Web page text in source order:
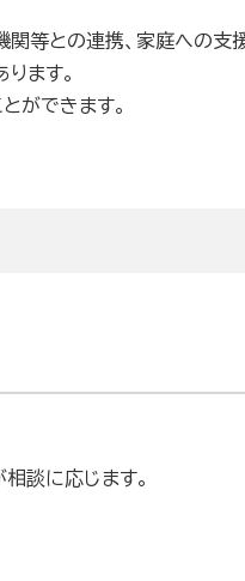
等との連携、家庭への支
ます。
ができます。
談に応じます。